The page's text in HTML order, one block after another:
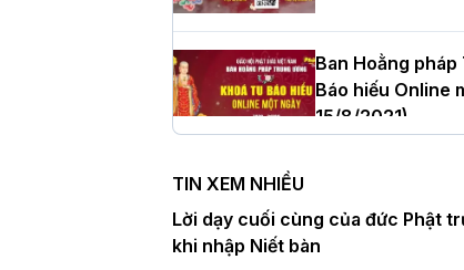
cử tân Trưởng ban Trị sự GHPGVN
Hà Nội: Tăng Ni Trường hạ Bồ Đề
nghiêm tác pháp Tiền an cư
DL.2026
Ban Hoằng
Báo hiếu Online
15/8/2021)
Ban Hoằng
Báo hiếu Online
15/8/2021)
TIN XEM NHIỀU
Lời dạy cuối cùng của đức Phật
khi nhập Niết bàn